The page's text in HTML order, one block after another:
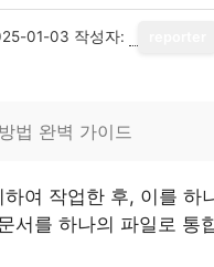
01-03 작성자:
법 완벽 가이드
여 작업한 후, 이를 하
서를 하나의 파일로 통